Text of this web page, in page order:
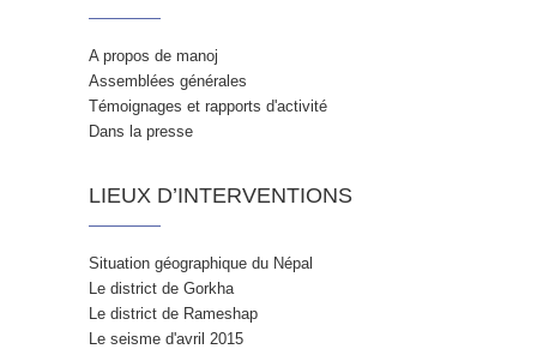
A propos de manoj
Assemblées générales
Témoignages et rapports d'activité
Dans la presse
LIEUX D’INTERVENTIONS
Situation géographique du Népal
Le district de Gorkha
Le district de Rameshap
Le seisme d'avril 2015